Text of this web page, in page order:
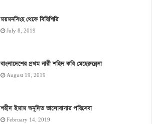
ময়মনসিংহ থেকে বিরিশিরি
July 8, 2019
বাংলাদেশের প্রথম নারী শহিদ কবি মেহেরুন্নেসা
August 19, 2019
শহীদ ইমাম অনূদিত ভালোবাসার পরিসেবা
February 14, 2019